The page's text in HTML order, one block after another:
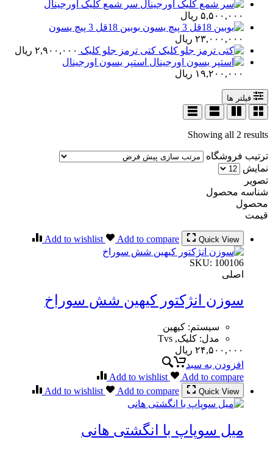
سر شمع کلیک اورجینال
۵,۵۰۰,۰۰۰ ریال
بوبین 18قل 3 پیچ یسون
۲۳,۰۰۰,۰۰۰ ریال
کتی ترمز جلو کلیک ۲,۹۰۰,۰۰۰ ریال
استپر یسون اورجینال
۱۹,۲۰۰,۰۰۰ ریال
فیلتر ها
Showing all 2 results
ترتیب فروشگاه
نمایش
تصویر
شناسه محصول
محصول
قیمت
Quick View
Add to wishlist Add to compare
SKU: 100106
اصلی
سوزن انژکتور کیهین شش سوراخ
سیستم: کیهین
مدل: کلیک, Tvs
۲۴,۵۰۰,۰۰۰ ریال
افزودن به سبد
Add to wishlist
Add to compare
Quick View
Add to wishlist Add to compare
میل سوپاپ با انگشتی هانی